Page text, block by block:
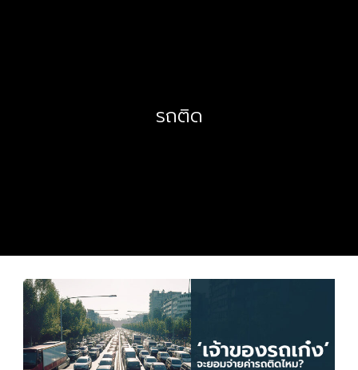
รถติด